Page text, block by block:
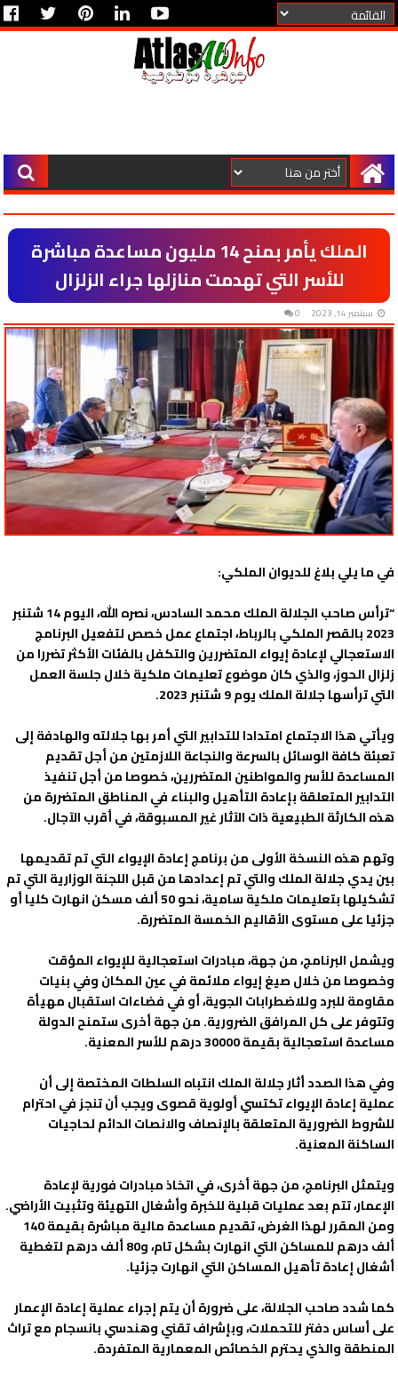
الملك يأمر بمنح 14 مليون مساعدة مباشرة
للأسر التي تهدمت منازلها جراء الزلزال
سبتمبر 14, 2023 0
في ما يلي بلاغ للديوان الملكي:
“ترأس صاحب الجلالة الملك محمد السادس، نصره الله، اليوم 14 شتنبر
2023 بالقصر الملكي بالرباط، اجتماع عمل خصص لتفعيل البرنامج
الاستعجالي لإعادة إيواء المتضررين والتكفل بالفئات الأكثر تضررا من
زلزال الحوز، والذي كان موضوع تعليمات ملكية خلال جلسة العمل
التي ترأسها جلالة الملك يوم 9 شتنبر 2023.
ويأتي هذا الاجتماع امتدادا للتدابير التي أمر بها جلالته والهادفة إلى
تعبئة كافة الوسائل بالسرعة والنجاعة اللازمتين من أجل تقديم
المساعدة للأسر والمواطنين المتضررين، خصوصا من أجل تنفيذ
التدابير المتعلقة بإعادة التأهيل والبناء في المناطق المتضررة من
هذه الكارثة الطبيعية ذات الآثار غير المسبوقة، في أقرب الآجال.
وتهم هذه النسخة الأولى من برنامج إعادة الإيواء التي تم تقديمها
بين يدي جلالة الملك والتي تم إعدادها من قبل اللجنة الوزارية التي تم
تشكيلها بتعليمات ملكية سامية، نحو 50 ألف مسكن انهارت كليا أو
جزئيا على مستوى الأقاليم الخمسة المتضررة.
ويشمل البرنامج، من جهة، مبادرات استعجالية للإيواء المؤقت
وخصوصا من خلال صيغ إيواء ملائمة في عين المكان وفي بنيات
مقاومة للبرد وللاضطرابات الجوية، أو في فضاءات استقبال مهيأة
وتتوفر على كل المرافق الضرورية. من جهة أخرى ستمنح الدولة
مساعدة استعجالية بقيمة 30000 درهم للأسر المعنية.
وفي هذا الصدد أثار جلالة الملك انتباه السلطات المختصة إلى أن
عملية إعادة الإيواء تكتسي أولوية قصوى ويجب أن تنجز في احترام
للشروط الضرورية المتعلقة بالإنصاف والانصات الدائم لحاجيات
الساكنة المعنية.
ويتمثل البرنامج، من جهة أخرى، في اتخاذ مبادرات فورية لإعادة
الإعمار، تتم بعد عمليات قبلية للخبرة وأشغال التهيئة وتثبيت الأراضي.
ومن المقرر لهذا الغرض، تقديم مساعدة مالية مباشرة بقيمة 140
ألف درهم للمساكن التي انهارت بشكل تام، و80 ألف درهم لتغطية
أشغال إعادة تأهيل المساكن التي انهارت جزئيا.
كما شدد صاحب الجلالة، على ضرورة أن يتم إجراء عملية إعادة الإعمار
على أساس دفتر للتحملات، وبإشراف تقني وهندسي بانسجام مع تراث
المنطقة والذي يحترم الخصائص المعمارية المتفردة.